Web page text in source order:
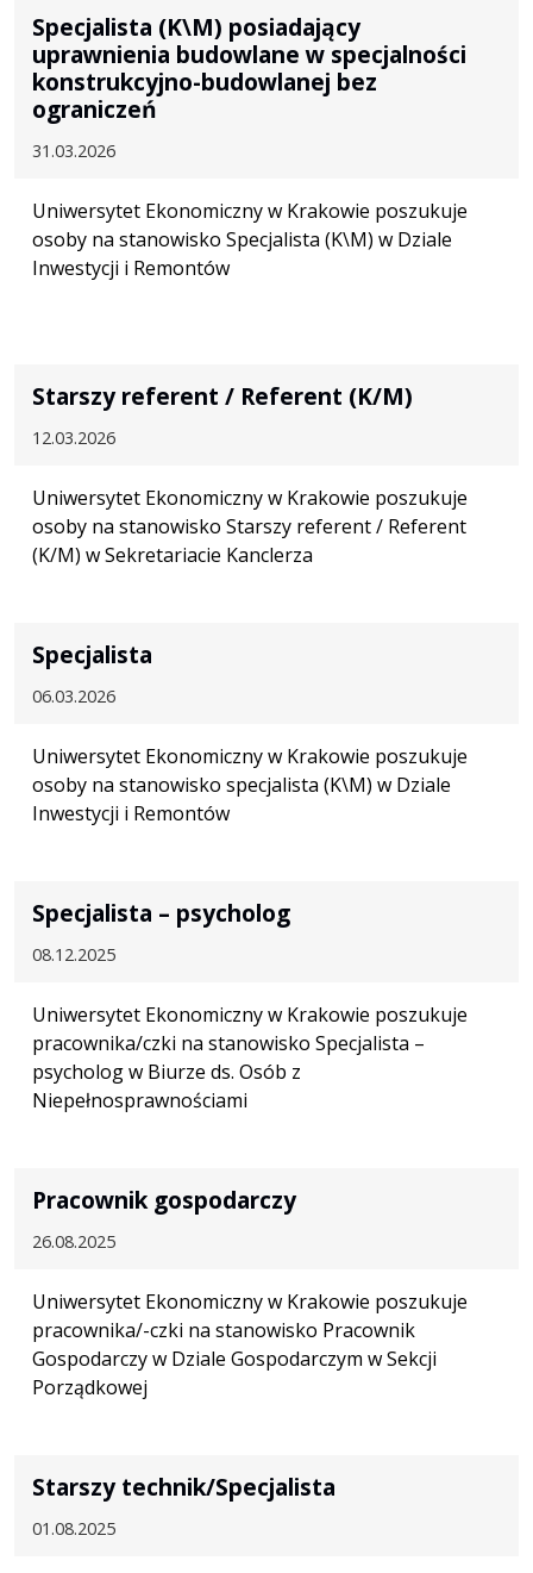
Specjalista (K\M) posiadający
uprawnienia budowlane w specjalności
konstrukcyjno-budowlanej bez
ograniczeń
31.03.2026
Uniwersytet Ekonomiczny w Krakowie poszukuje
osoby na stanowisko Specjalista (K\M) w Dziale
Inwestycji i Remontów
Starszy referent / Referent (K/M)
12.03.2026
Uniwersytet Ekonomiczny w Krakowie poszukuje
osoby na stanowisko Starszy referent / Referent
(K/M) w Sekretariacie Kanclerza
Specjalista
06.03.2026
Uniwersytet Ekonomiczny w Krakowie poszukuje
osoby na stanowisko specjalista (K\M) w Dziale
Inwestycji i Remontów
Specjalista – psycholog
08.12.2025
Uniwersytet Ekonomiczny w Krakowie poszukuje
pracownika/czki na stanowisko Specjalista –
psycholog w Biurze ds. Osób z
Niepełnosprawnościami
Pracownik gospodarczy
26.08.2025
Uniwersytet Ekonomiczny w Krakowie poszukuje
pracownika/-czki na stanowisko Pracownik
Gospodarczy w Dziale Gospodarczym w Sekcji
Porządkowej
Starszy technik/Specjalista
01.08.2025